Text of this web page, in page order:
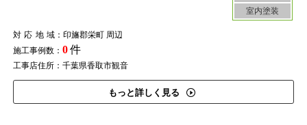
室内塗装
対応地域：印旛郡栄町 周辺
施工事例数： 0件
工事店住所：千葉県香取市観音
もっと詳しく見る